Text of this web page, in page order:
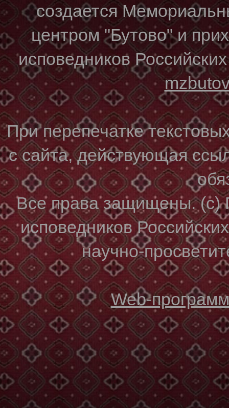
создается
центром "Бутово" и
исповедников
При перепечатке
с сайта, действующая
Все права защищены. (с)
исповедников
научно-
Web-